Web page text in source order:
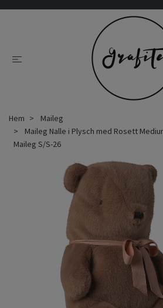
Hem
Maileg
Maileg Nalle i Plysch med Rosett
Maileg S/S-26